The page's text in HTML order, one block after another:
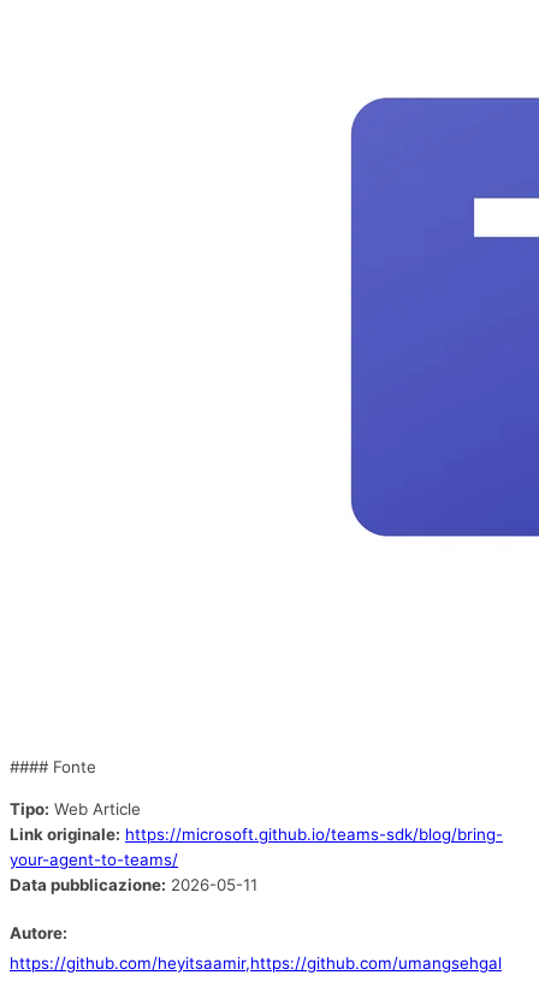
#### Fonte
Tipo: Web Article
Link originale: https://microsoft.github.io/teams-sdk/blog/bring-
your-agent-to-teams/
Data pubblicazione: 2026-05-11
Autore:
https://github.com/heyitsaamir,https://github.com/umangsehgal